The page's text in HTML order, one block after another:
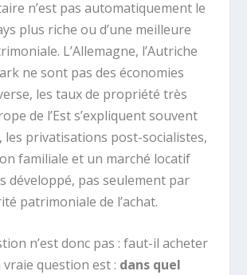
n’est pas automatiquement le
plus riche ou d’une meilleure
L’Allemagne, l’Autriche
ne sont pas des économies
les taux de propriété très
de l’Est s’expliquent souvent
les privatisations post-socialistes,
familiale et un marché locatif
développé, pas seulement par
patrimoniale de l’achat.
n’est donc pas : faut-il acheter
question est : dans quel